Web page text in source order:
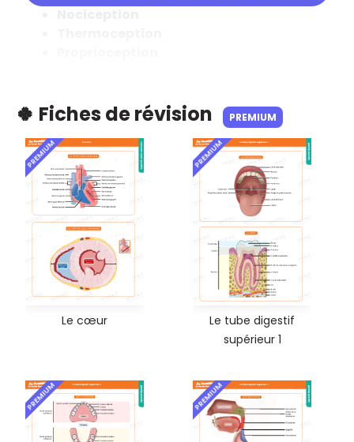
🍀 Fiches de révision PREMIUM
PREMIUM
Le cœur
PREMIUM
Le tube digestif
supérieur 1
PREMIUM PREMIUM